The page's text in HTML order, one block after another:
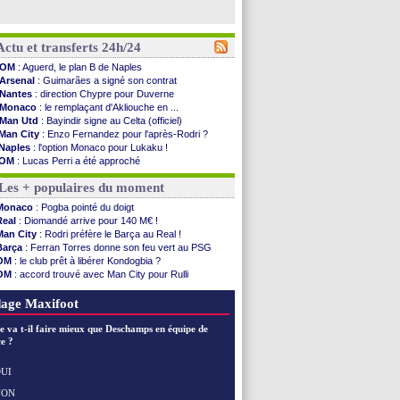
et transferts 24h/24
OM : Aguerd, le plan B de Naples
Arsenal : Guimarães a signé son contrat
Nantes : direction Chypre pour Duverne
Monaco : le remplaçant d'Akliouche en ...
Man Utd : Bayindir signe au Celta (officiel)
City : Enzo Fernandez pour l'après-Rodri ?
: l'option Monaco pour Lukaku !
: Lucas Perri a été approché
PSG: le coach de l'Ajax insiste pour Godts
PSG : une 2e offre en préparation pour Godts
Francfort: Dina Ebimbe signe à Schalke (off.)
Strasbourg: Saïdou Sow prêté à Nantes (off.)
Monaco: Filipe Luis aimerait garder Balogun
Dortmund: Newcastle est prévenu pour Nmecha
Barça : première offre à 45 M€ pour Rodri ?
Argentine : le soutien très appuyé à Infantino
Tottenham : Van de Ven va prolonger
: la CAF soutient Infantino
: Embolo a des pistes alléchantes
d'Ivoire
City
+ populaires du moment
: Pogba pointé du doigt
: Diomandé arrive pour 140 M€ !
City : Rodri préfère le Barça au Real !
: Ferran Torres donne son feu vert au PSG
: le club prêt à libérer Kondogbia ?
: accord trouvé avec Man City pour Rulli
: Luis Enrique satisfait malgré tout
Maxifoot
va t-il faire mieux que Deschamps en équipe de
?